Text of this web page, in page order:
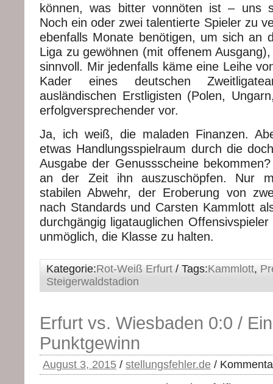
können, was bitter vonnöten ist – uns
Noch ein oder zwei talentierte Spieler zu
ebenfalls Monate benötigen, um sich an
Liga zu gewöhnen (mit offenem
sinnvoll. Mir jedenfalls käme eine Leihe
Kader eines deutschen
ausländischen Erstligisten (Polen,
erfolgversprechender vor.
Ja, ich weiß, die maladen Finanzen.
etwas Handlungsspielraum durch die
Ausgabe der Genussscheine
an der Zeit ihn auszuschöpfen. Nur
stabilen Abwehr, der Eroberung von
nach Standards und Carsten Kammlott
durchgängig ligatauglichen
unmöglich, die Klasse zu halten.
Kategorie:Rot-Weiß Erfurt / Tags:Kammlott,
Steigerwaldstadion
Erfurt vs. Wiesbaden 0:0 /
Punktgewinn
August 3, 2015 / stellungsfehler.de /